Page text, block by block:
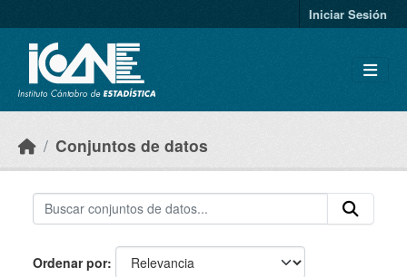
Iniciar Sesión
Conjuntos de datos
Ordenar por